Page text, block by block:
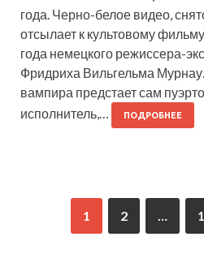
года. Черно-белое видео,
отсылает к культовому
года немецкого режиссера-
Фридриха Вильгельма
вампира предстает сам
исполнитель,…
ПОДРОБНЕЕ
1 2